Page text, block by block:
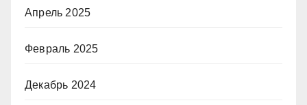
Апрель 2025
Февраль 2025
Декабрь 2024